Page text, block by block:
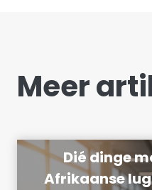
Meer
Dié dinge
Afrikaanse